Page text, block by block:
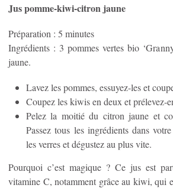
Jus pomme-kiwi-citron jaune
Préparation : 5 minutes
Ingrédients : 3 pommes vertes bio
jaune.
Lavez les pommes, essuyez-les et
Coupez les kiwis en deux et prélevez-
Pelez la moitié du citron jaune et
Passez tous les ingrédients dans
les verres et dégustez au plus vite.
Pourquoi c’est magique ? Ce jus est
vitamine C, notamment grâce au kiwi, qui